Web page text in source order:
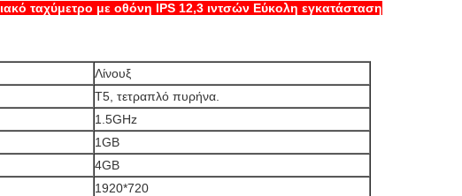
ταχύμετρο με οθόνη IPS 12,3 ιντσών Εύκολη εγκατάσταση
Λίνουξ
Τ5, τετραπλό πυρήνα.
1.5GHz
1GB
4GB
1920*720